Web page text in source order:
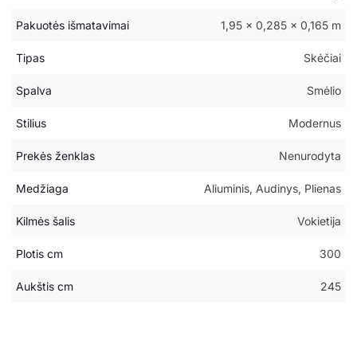
Pakuotės išmatavimai 1,95 × 0,285 × 0,165 m
Tipas Skėčiai
Spalva Smėlio
Stilius Modernus
Prekės ženklas Nenurodyta
Medžiaga Aliuminis, Audinys, Plienas
Kilmės šalis Vokietija
Plotis cm 300
Aukštis cm 245